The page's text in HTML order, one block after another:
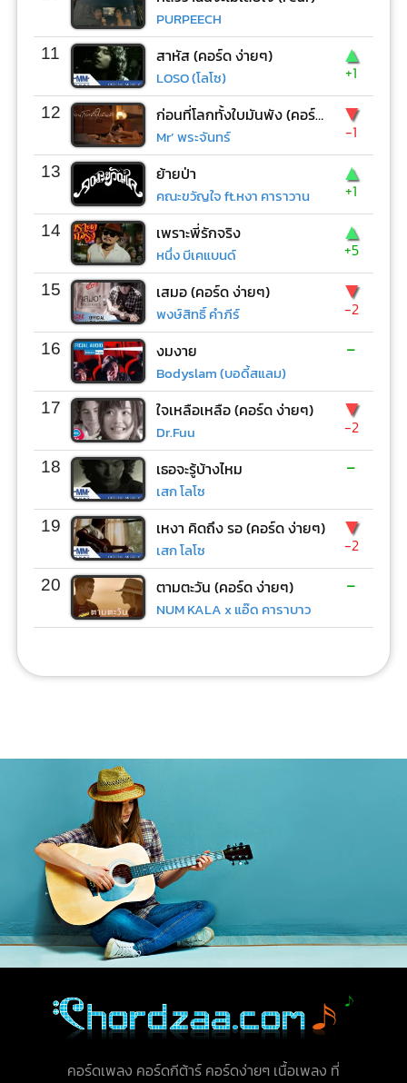
PURPEECH
11 สาหัส (คอร์ด ง่ายๆ)
LOSO (โลโซ)
▲
+1
12 ก่อนที่โลกทั้งใบมันพัง (คอร์ด ง่ายๆ)
Mr’ พระจันทร์
▼
-1
13 ย้ายป่า
คณะขวัญใจ ft.หงา คาราวาน
▲
+1
14 เพราะพี่รักจริง
หนึ่ง บีเคแบนด์
▲
+5
15 เสมอ (คอร์ด ง่ายๆ)
พงษ์สิทธิ์ คำภีร์
▼
-2
16 งมงาย
Bodyslam (บอดี้สแลม)
-
17 ใจเหลือเหลือ (คอร์ด ง่ายๆ)
Dr.Fuu
▼
-2
18 เธอจะรู้บ้างไหม
เสก โลโซ
-
19 เหงา คิดถึง รอ (คอร์ด ง่ายๆ)
เสก โลโซ
▼
-2
20 ตามตะวัน (คอร์ด ง่ายๆ)
NUM KALA x แอ๊ด คาราบาว
-
คอร์ดเพลง คอร์ดกีต้าร์ คอร์ดง่ายๆ เนื้อเพลง ที่